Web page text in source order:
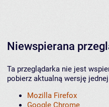
Niewspierana
Ta przeglądarka nie jest
pobierz aktualną wersję
Mozilla Firefox
Google Chrome